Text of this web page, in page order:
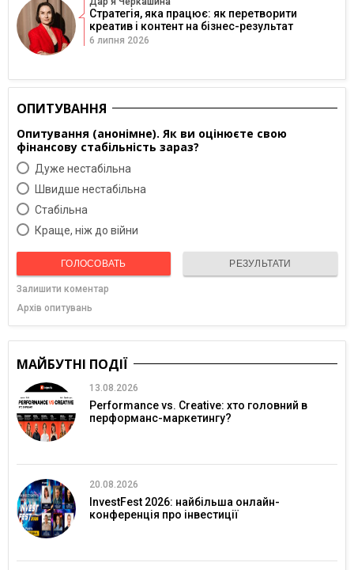
Стратегія, яка працює: як перетворити
креатив і контент на бізнес-результат
6 липня 2026
ОПИТУВАННЯ
Опитування (анонімне). Як ви оцінюєте свою
фінансову стабільність зараз?
Дуже нестабільна
Швидше нестабільна
Cтабільна
Краще, ніж до війни
ГОЛОСОВАТЬ РЕЗУЛЬТАТИ
Залишити коментар
Архів опитувань
МАЙБУТНІ ПОДІЇ
13.08.2026
Performance vs. Creative: хто головний в
перформанс-маркетингу?
20.08.2026
InvestFest 2026: найбільша онлайн-
конференція про інвестиції